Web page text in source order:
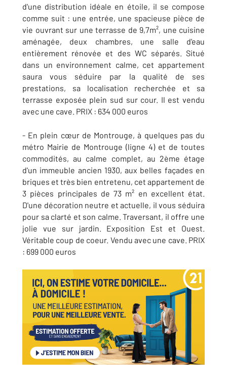
d'une distribution idéale en étoile, il se compose
comme suit : une entrée, une spacieuse pièce de
vie ouvrant sur une terrasse de 9,7m², une cuisine
aménagée, deux chambres, une salle d'eau
entièrement rénovée et des WC séparés. Situé
dans un environnement calme, cet appartement
saura vous séduire par la qualité de ses
prestations, sa localisation recherchée et sa
terrasse exposée plein sud sur cour. Il est vendu
avec une cave. PRIX : 634 000 euros
- En plein cœur de Montrouge, à quelques pas du
métro Mairie de Montrouge (ligne 4) et de toutes
commodités, au calme complet, au 2ème étage
d'un immeuble ancien 1930, aux belles façades en
briques et très bien entretenu, cet appartement de
3 pièces principales de 73 m² en excellent état.
D'une décoration neutre et actuelle, il vous séduira
pour sa clarté et son calme. Traversant, il offre une
jolie vue sur jardin. Exposition Est et Ouest.
Véritable coup de coeur. Vendu avec une cave. PRIX
: 699 000 euros